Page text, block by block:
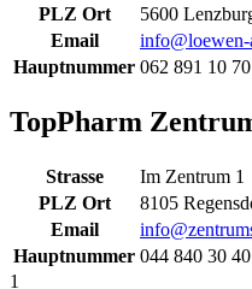
PLZ Ort
5600
Email
info@loewen-
Hauptnummer 062 891 10 70
TopPharm
Strasse
Im Zentrum 1
PLZ Ort
8105
Email
Hauptnummer 044 840 30 40
1